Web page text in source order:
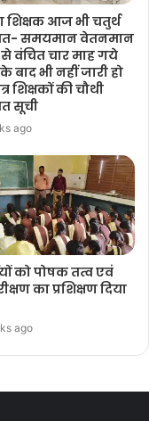
शिक्षक आज भी चतुर्थ
समयमान वेतनमान
वंचित चार माह गये
भी नहीं जारी हो
शिक्षकों की चौथी
सूची
ago
को पोषक तत्व एवं
का प्रशिक्षण दिया
ago